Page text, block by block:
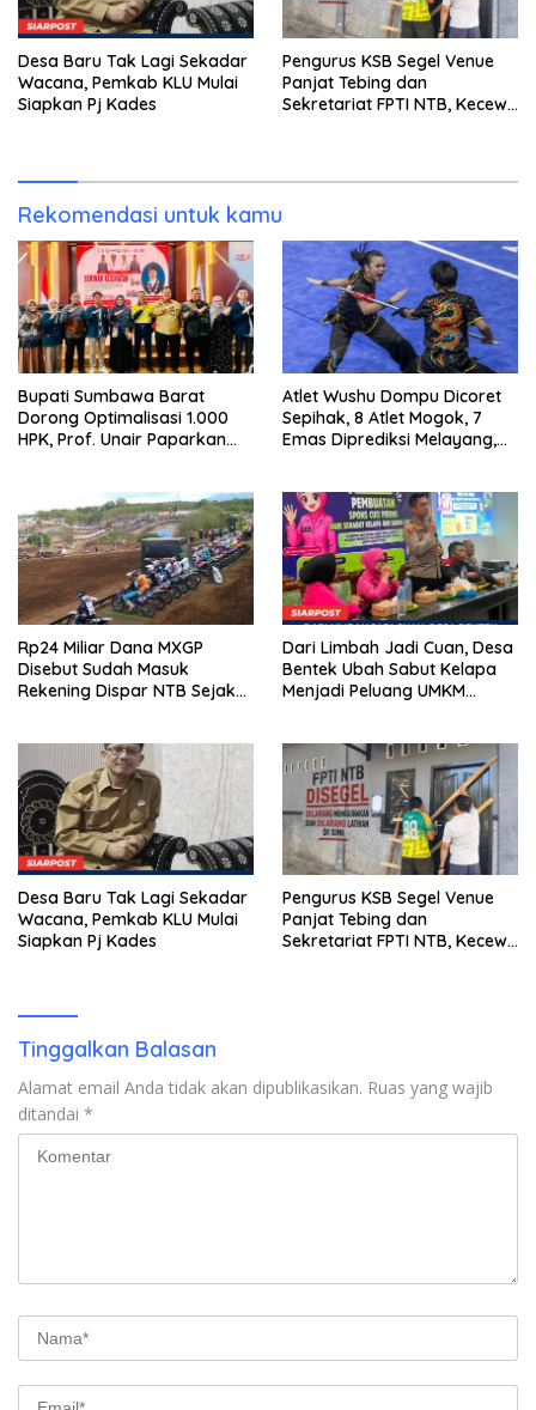
Desa Baru Tak Lagi Sekadar
Wacana, Pemkab KLU Mulai
Siapkan Pj Kades
Pengurus KSB Segel Venue
Panjat Tebing dan
Sekretariat FPTI NTB, Kecewa
Rekomendasi untuk kamu
Bupati Sumbawa Barat
Dorong Optimalisasi 1.000
HPK, Prof. Unair Paparkan
Atlet Wushu Dompu Dicoret
Sepihak, 8 Atlet Mogok, 7
Emas Diprediksi Melayang,
Rp24 Miliar Dana MXGP
Disebut Sudah Masuk
Rekening Dispar NTB Sejak
Dari Limbah Jadi Cuan, Desa
Bentek Ubah Sabut Kelapa
Menjadi Peluang UMKM
Desa Baru Tak Lagi Sekadar
Wacana, Pemkab KLU Mulai
Siapkan Pj Kades
Pengurus KSB Segel Venue
Panjat Tebing dan
Sekretariat FPTI NTB, Kecewa
Tinggalkan Balasan
Alamat email Anda tidak akan dipublikasikan. Ruas yang wajib
ditandai *